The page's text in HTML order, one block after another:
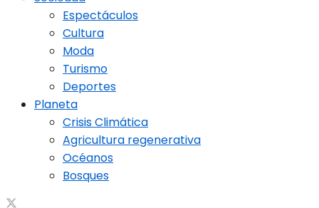
Espectáculos
Cultura
Moda
Turismo
Deportes
Planeta
Crisis Climática
Agricultura regenerativa
Océanos
Bosques